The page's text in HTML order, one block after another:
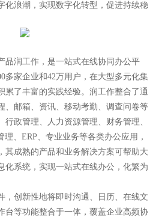
化浪潮，实现数字化转型，促进持续稳
品润工作，是一站式在线协同办公平
多家企业和42万用户，在大型多元化集
累了丰富的实践经验。润工作整合了通
、邮箱、资讯、移动考勤、调查问卷等
政管理、人力资源管理、财务管理、
、ERP、专业业务等各类办公应用，
其成熟的产品和业务解决方案可帮助大
化系统，实现一站式在线办公，化繁为
，创新性地将即时沟通、日历、在线文
台等功能整合于一体，覆盖企业高频协